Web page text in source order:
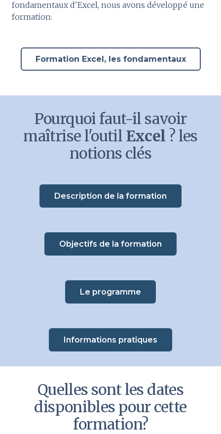
fondamentaux d'Excel, nous avons développé une
formation:
Formation Excel, les fondamentaux
Pourquoi faut-il savoir
maîtrise l'outil Excel ? les
notions clés
Description de la formation
Objectifs de la formation
Le programme
Informations pratiques
Quelles sont les dates
disponibles pour cette
formation?